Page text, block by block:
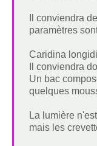
Il conviendra
paramètres
Caridina
Il conviendra
Un bac
quelques
La lumière
mais les